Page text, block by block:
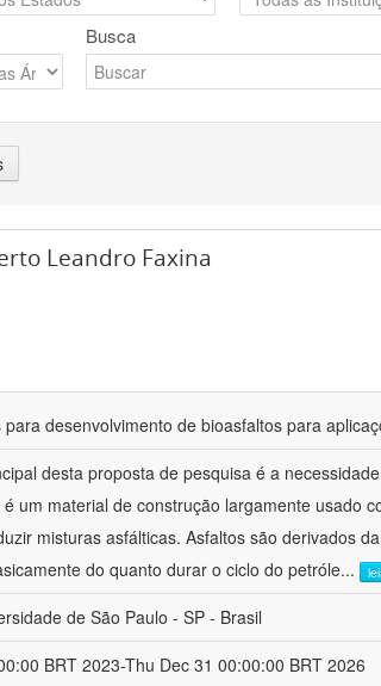
Busca
Leandro Faxina
para desenvolvimento de bioasfaltos para
desta proposta de pesquisa é a
um material de construção largamente usado
misturas asfálticas. Asfaltos são derivados
do quanto durar o ciclo do petróle...
de São Paulo - SP - Brasil
BRT 2023-Thu Dec 31 00:00:00 BRT 2026